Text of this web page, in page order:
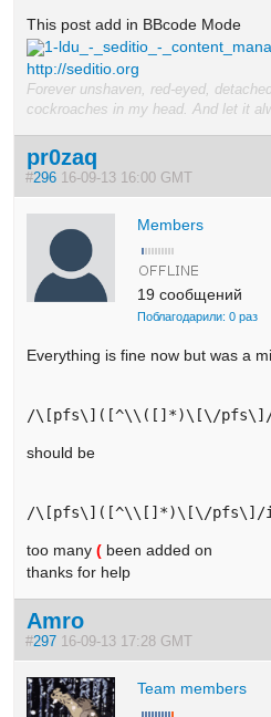
This post add in BBcode Mode
1-ldu_-_seditio_-
http://seditio.org
Forever unshaven, red-eyed,
cockroaches in my head. And let it
pr0zaq
#296 16-09-13 16:00 GMT
Members
19 сообщений
Поблагодарили: 0 раз
Everything is fine now but was a
should be
too many( been added on
thanks for help
Amro
#297 16-09-13 17:28 GMT
Team members